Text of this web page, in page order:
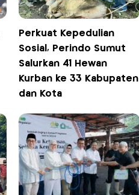
Perkuat Kepedulian
Sosial, Perindo Sumut
Salurkan 41 Hewan
Kurban ke 33 Kabupaten
dan Kota